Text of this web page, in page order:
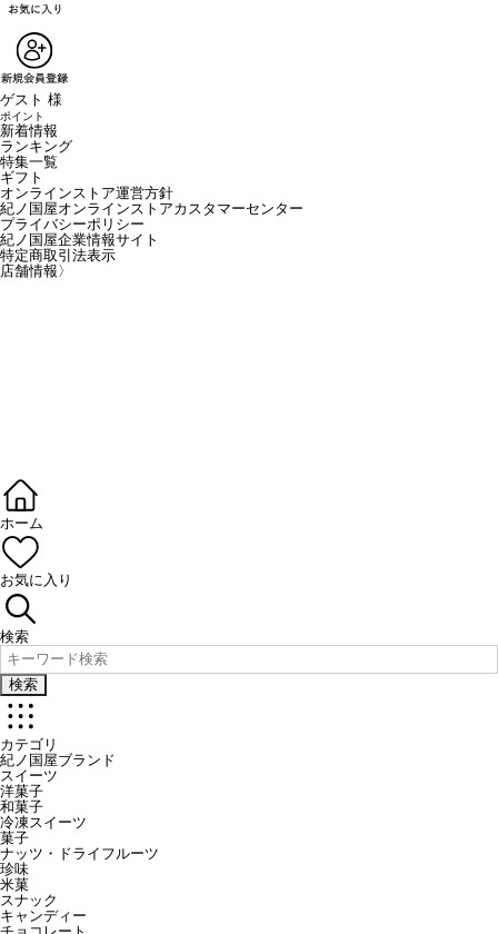
ゲスト 様
ポイント
新着情報
ランキング
特集一覧
ギフト
オンラインストア運営方針
紀ノ国屋オンラインストアカスタマーセンター
プライバシーポリシー
紀ノ国屋企業情報サイト
特定商取引法表示
店舗情報 〉
ホーム
お気に入り
検索
検索
カテゴリ
紀ノ国屋ブランド
スイーツ
洋菓子
和菓子
冷凍スイーツ
菓子
ナッツ・ドライフルーツ
珍味
米菓
スナック
キャンディー